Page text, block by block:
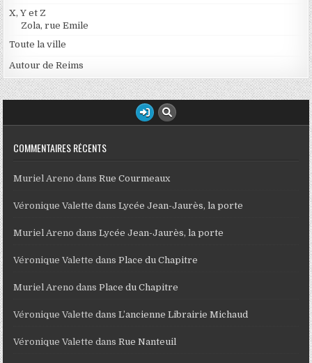
X, Y et Z
Zola, rue Emile
Toute la ville
Autour de Reims
COMMENTAIRES RÉCENTS
Muriel Areno dansRue Courmeaux
Véronique Valette dansLycée Jean-Jaurès, la porte
Muriel Areno dansLycée Jean-Jaurès, la porte
Véronique Valette dansPlace du Chapitre
Muriel Areno dansPlace du Chapitre
Véronique Valette dansL’ancienne Librairie Michaud
Véronique Valette dansRue Nanteuil